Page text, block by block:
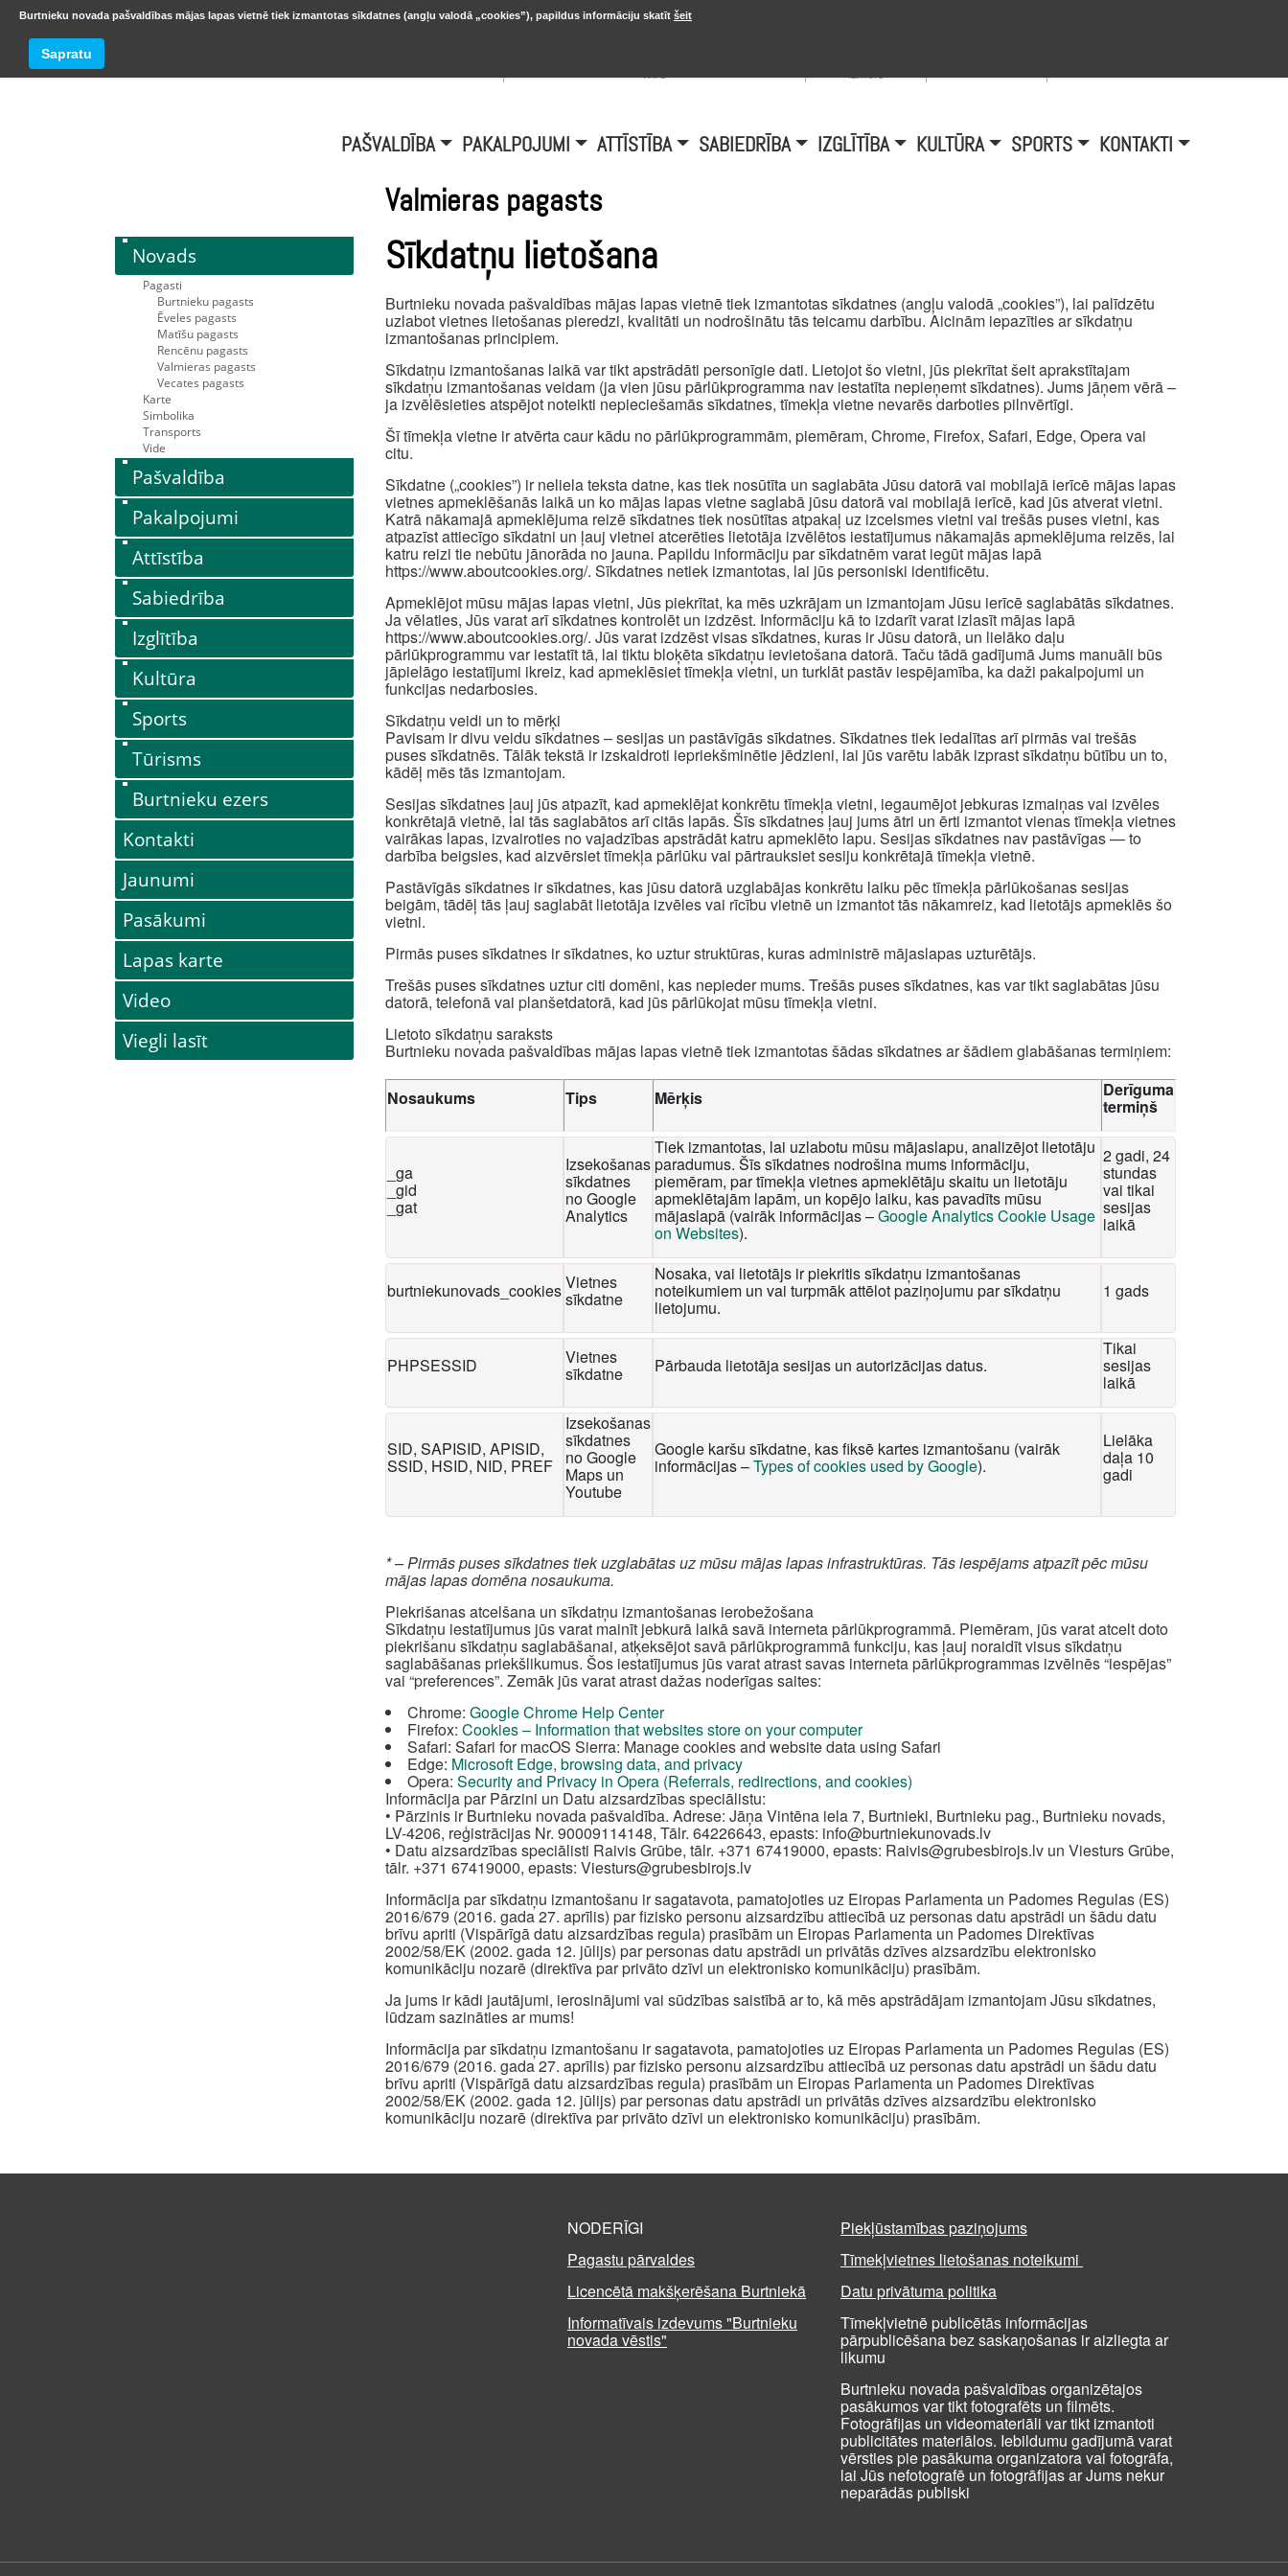
BURTNIEKU NOVADS m/s
izmērs
PAŠVALDĪBA PAKALPOJUMI ATTĪSTĪBA SABIEDRĪBA IZGLĪTĪBA KULTŪRA SPORTS KONTAKTI
Novads
Pagasti
Burtnieku pagasts
Ēveles pagasts
Matīšu pagasts
Rencēnu pagasts
Valmieras pagasts
Vecates pagasts
Karte
Simbolika
Transports
Vide
Pašvaldība
Pakalpojumi
Attīstība
Sabiedrība
Izglītība
Kultūra
Sports
Tūrisms
Burtnieku ezers
Kontakti
Jaunumi
Pasākumi
Lapas karte
Video
Viegli lasīt
Valmieras pagasts
Sīkdatņu lietošana
Burtnieku novada pašvaldības mājas lapas vietnē tiek izmantotas sīkdatnes (angļu valodā „cookies”), lai palīdzētu
uzlabot vietnes lietošanas pieredzi, kvalitāti un nodrošinātu tās teicamu darbību. Aicinām iepazīties ar sīkdatņu
izmantošanas principiem.
Sīkdatņu izmantošanas laikā var tikt apstrādāti personīgie dati. Lietojot šo vietni, jūs piekrītat šeit aprakstītajam
sīkdatņu izmantošanas veidam (ja vien jūsu pārlūkprogramma nav iestatīta nepieņemt sīkdatnes). Jums jāņem vērā –
ja izvēlēsieties atspējot noteikti nepieciešamās sīkdatnes, tīmekļa vietne nevarēs darboties pilnvērtīgi.
Šī tīmekļa vietne ir atvērta caur kādu no pārlūkprogrammām, piemēram, Chrome, Firefox, Safari, Edge, Opera vai
citu.
Sīkdatne („cookies”) ir neliela teksta datne, kas tiek nosūtīta un saglabāta Jūsu datorā vai mobilajā ierīcē mājas lapas
vietnes apmeklēšanās laikā un ko mājas lapas vietne saglabā jūsu datorā vai mobilajā ierīcē, kad jūs atverat vietni.
Katrā nākamajā apmeklējuma reizē sīkdatnes tiek nosūtītas atpakaļ uz izcelsmes vietni vai trešās puses vietni, kas
atpazīst attiecīgo sīkdatni un ļauj vietnei atcerēties lietotāja izvēlētos iestatījumus nākamajās apmeklējuma reizēs, lai
katru reizi tie nebūtu jānorāda no jauna. Papildu informāciju par sīkdatnēm varat iegūt mājas lapā
https://www.aboutcookies.org/. Sīkdatnes netiek izmantotas, lai jūs personiski identificētu.
Apmeklējot mūsu mājas lapas vietni, Jūs piekrītat, ka mēs uzkrājam un izmantojam Jūsu ierīcē saglabātās sīkdatnes.
Ja vēlaties, Jūs varat arī sīkdatnes kontrolēt un izdzēst. Informāciju kā to izdarīt varat izlasīt mājas lapā
https://www.aboutcookies.org/. Jūs varat izdzēst visas sīkdatnes, kuras ir Jūsu datorā, un lielāko daļu
pārlūkprogrammu var iestatīt tā, lai tiktu bloķēta sīkdatņu ievietošana datorā. Taču tādā gadījumā Jums manuāli būs
jāpielāgo iestatījumi ikreiz, kad apmeklēsiet tīmekļa vietni, un turklāt pastāv iespējamība, ka daži pakalpojumi un
funkcijas nedarbosies.
Sīkdatņu veidi un to mērķi
Pavisam ir divu veidu sīkdatnes – sesijas un pastāvīgās sīkdatnes. Sīkdatnes tiek iedalītas arī pirmās vai trešās
puses sīkdatnēs. Tālāk tekstā ir izskaidroti iepriekšminētie jēdzieni, lai jūs varētu labāk izprast sīkdatņu būtību un to,
kādēļ mēs tās izmantojam.
Sesijas sīkdatnes ļauj jūs atpazīt, kad apmeklējat konkrētu tīmekļa vietni, iegaumējot jebkuras izmaiņas vai izvēles
konkrētajā vietnē, lai tās saglabātos arī citās lapās. Šīs sīkdatnes ļauj jums ātri un ērti izmantot vienas tīmekļa vietnes
vairākas lapas, izvairoties no vajadzības apstrādāt katru apmeklēto lapu. Sesijas sīkdatnes nav pastāvīgas — to
darbība beigsies, kad aizvērsiet tīmekļa pārlūku vai pārtrauksiet sesiju konkrētajā tīmekļa vietnē.
Pastāvīgās sīkdatnes ir sīkdatnes, kas jūsu datorā uzglabājas konkrētu laiku pēc tīmekļa pārlūkošanas sesijas
beigām, tādēļ tās ļauj saglabāt lietotāja izvēles vai rīcību vietnē un izmantot tās nākamreiz, kad lietotājs apmeklēs šo
vietni.
Pirmās puses sīkdatnes ir sīkdatnes, ko uztur struktūras, kuras administrē mājaslapas uzturētājs.
Trešās puses sīkdatnes uztur citi domēni, kas nepieder mums. Trešās puses sīkdatnes, kas var tikt saglabātas jūsu
datorā, telefonā vai planšetdatorā, kad jūs pārlūkojat mūsu tīmekļa vietni.
Lietoto sīkdatņu saraksts
Burtnieku novada pašvaldības mājas lapas vietnē tiek izmantotas šādas sīkdatnes ar šādiem glabāšanas termiņiem:
Nosaukums Tips Mērķis Derīguma
termiņš
_ga
_gid
_gat
Izsekošanas
sīkdatnes
no Google
Analytics
Tiek izmantotas, lai uzlabotu mūsu mājaslapu, analizējot lietotāju
paradumus. Šīs sīkdatnes nodrošina mums informāciju,
piemēram, par tīmekļa vietnes apmeklētāju skaitu un lietotāju
apmeklētajām lapām, un kopējo laiku, kas pavadīts mūsu
mājaslapā (vairāk informācijas –Google Analytics Cookie Usage
on Websites).
2 gadi, 24
stundas
vai tikai
sesijas
laikā
burtniekunovads_cookiesVietnes
sīkdatne
Nosaka, vai lietotājs ir piekritis sīkdatņu izmantošanas
noteikumiem un vai turpmāk attēlot paziņojumu par sīkdatņu
lietojumu.
1 gads
PHPSESSID Vietnes
sīkdatne Pārbauda lietotāja sesijas un autorizācijas datus.
Tikai
sesijas
laikā
SID, SAPISID, APISID,
SSID, HSID, NID, PREF
Izsekošanas
sīkdatnes
no Google
Maps un
Youtube
Google karšu sīkdatne, kas fiksē kartes izmantošanu (vairāk
informācijas –Types of cookies used by Google).
Lielāka
daļa 10
gadi
* – Pirmās puses sīkdatnes tiek uzglabātas uz mūsu mājas lapas infrastruktūras. Tās iespējams atpazīt pēc mūsu
mājas lapas domēna nosaukuma.
Piekrišanas atcelšana un sīkdatņu izmantošanas ierobežošana
Sīkdatņu iestatījumus jūs varat mainīt jebkurā laikā savā interneta pārlūkprogrammā. Piemēram, jūs varat atcelt doto
piekrišanu sīkdatņu saglabāšanai, atķeksējot savā pārlūkprogrammā funkciju, kas ļauj noraidīt visus sīkdatņu
saglabāšanas priekšlikumus. Šos iestatījumus jūs varat atrast savas interneta pārlūkprogrammas izvēlnēs “iespējas”
vai “preferences”. Zemāk jūs varat atrast dažas noderīgas saites:
Chrome: Google Chrome Help Center
Firefox: Cookies – Information that websites store on your computer
Safari: Safari for macOS Sierra: Manage cookies and website data using Safari
Edge: Microsoft Edge, browsing data, and privacy
Opera: Security and Privacy in Opera (Referrals, redirections, and cookies)
Informācija par Pārzini un Datu aizsardzības speciālistu:
• Pārzinis ir Burtnieku novada pašvaldība. Adrese: Jāņa Vintēna iela 7, Burtnieki, Burtnieku pag., Burtnieku novads,
LV-4206, reģistrācijas Nr. 90009114148, Tālr. 64226643, epasts: info@burtniekunovads.lv
• Datu aizsardzības speciālisti Raivis Grūbe, tālr. +371 67419000, epasts: Raivis@grubesbirojs.lv un Viesturs Grūbe,
tālr. +371 67419000, epasts: Viesturs@grubesbirojs.lv
Informācija par sīkdatņu izmantošanu ir sagatavota, pamatojoties uz Eiropas Parlamenta un Padomes Regulas (ES)
2016/679 (2016. gada 27. aprīlis) par fizisko personu aizsardzību attiecībā uz personas datu apstrādi un šādu datu
brīvu apriti (Vispārīgā datu aizsardzības regula) prasībām un Eiropas Parlamenta un Padomes Direktīvas
2002/58/EK (2002. gada 12. jūlijs) par personas datu apstrādi un privātās dzīves aizsardzību elektronisko
komunikāciju nozarē (direktīva par privāto dzīvi un elektronisko komunikāciju) prasībām.
Ja jums ir kādi jautājumi, ierosinājumi vai sūdzības saistībā ar to, kā mēs apstrādājam izmantojam Jūsu sīkdatnes,
lūdzam sazināties ar mums!
Informācija par sīkdatņu izmantošanu ir sagatavota, pamatojoties uz Eiropas Parlamenta un Padomes Regulas (ES)
2016/679 (2016. gada 27. aprīlis) par fizisko personu aizsardzību attiecībā uz personas datu apstrādi un šādu datu
brīvu apriti (Vispārīgā datu aizsardzības regula) prasībām un Eiropas Parlamenta un Padomes Direktīvas
2002/58/EK (2002. gada 12. jūlijs) par personas datu apstrādi un privātās dzīves aizsardzību elektronisko
komunikāciju nozarē (direktīva par privāto dzīvi un elektronisko komunikāciju) prasībām.
NODERĪGI
Pagastu pārvaldes
Licencētā makšķerēšana Burtniekā
Informatīvais izdevums "Burtnieku
novada vēstis"
Piekļūstamības paziņojums
Tīmekļvietnes lietošanas noteikumi
Datu privātuma politika
Tīmekļvietnē publicētās informācijas
pārpublicēšana bez saskaņošanas ir aizliegta ar
likumu
Burtnieku novada pašvaldības organizētajos
pasākumos var tikt fotografēts un filmēts.
Fotogrāfijas un videomateriāli var tikt izmantoti
publicitātes materiālos. Iebildumu gadījumā varat
vērsties pie pasākuma organizatora vai fotogrāfa,
lai Jūs nefotografē un fotogrāfijas ar Jums nekur
neparādās publiski
Burtnieku novada pašvaldības mājas lapas vietnē tiek izmantotas sīkdatnes (angļu valodā „cookies”), papildus informāciju skatīt šeit
Sapratu